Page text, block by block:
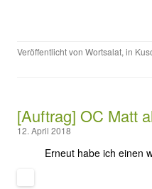
Veröffentlicht von Wortsalat, in
[Auftrag] OC Matt
12. April 2018
Erneut habe ich einen